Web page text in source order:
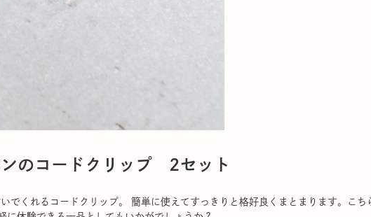
ンのコードクリップ 2セット
でくれるコードクリップ。 簡単に使えてすっきりと格好良くまとまります。こち